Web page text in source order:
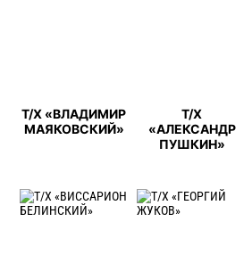
Т/Х «ВЛАДИМИР
МАЯКОВСКИЙ»
Т/Х
«АЛЕКСАНДР
ПУШКИН»